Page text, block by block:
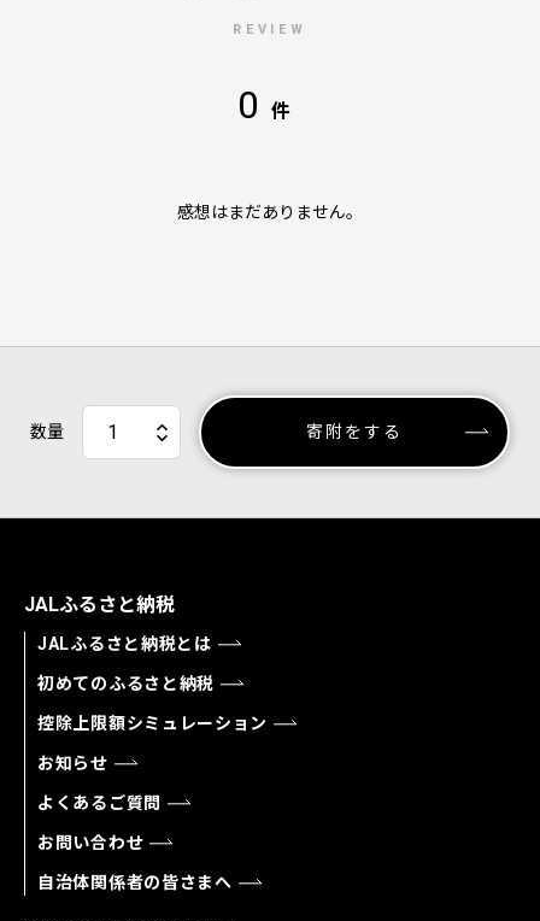
REVIEW
0 件
感想はまだありません。
数量 寄附をする
JALふるさと納税
JALふるさと納税とは
初めてのふるさと納税
控除上限額シミュレーション
お知らせ
よくあるご質問
お問い合わせ
自治体関係者の皆さまへ